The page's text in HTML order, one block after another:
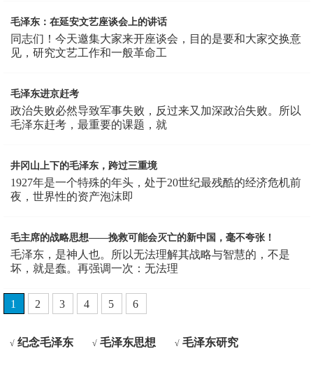
毛泽东：在延安文艺座谈会上的讲话
同志们！今天邀集大家来开座谈会，目的是要和大家交换意
见，研究文艺工作和一般革命工
毛泽东进京赶考
政治失败必然导致军事失败，反过来又加深政治失败。所以
毛泽东赶考，最重要的课题，就
井冈山上下的毛泽东，跨过三重境
1927年是一个特殊的年头，处于20世纪最残酷的经济危机前
夜，世界性的资产泡沫即
毛主席的战略思想——挽救可能会灭亡的新中国，毫不夸张！
毛泽东，是神人也。所以无法理解其战略与智慧的，不是
坏，就是蠢。再强调一次：无法理
1 2 3 4 5 6
√ 纪念毛泽东 √ 毛泽东思想 √ 毛泽东研究